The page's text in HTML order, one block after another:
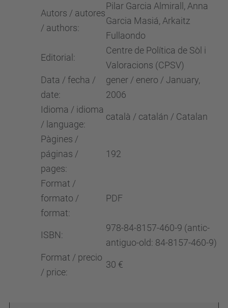
Autors / autores
/ authors:
Pilar Garcia Almirall, Anna
Garcia Masiá, Arkaitz
Fullaondo
Editorial:
Centre de Política de Sòl i
Valoracions (CPSV)
Data / fecha /
date:
gener / enero / January,
2006
Idioma / idioma
/ language:
català / catalán / Catalan
Pàgines /
páginas /
pages:
192
Format /
formato /
format:
PDF
ISBN:
978-84-8157-460-9 (antic-
antiguo-old: 84-8157-460-9)
Format / precio
/ price:
30 €